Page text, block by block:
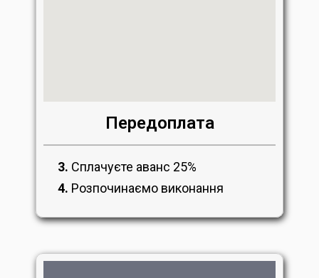
Передоплата
3. Сплачуєте аванс 25%
4. Розпочинаємо виконання